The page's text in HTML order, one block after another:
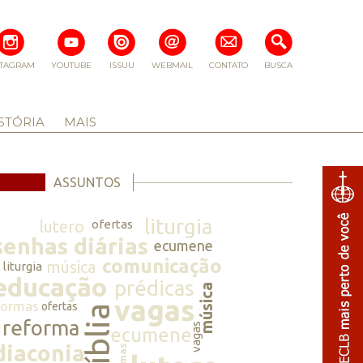
BUSCA
CONTATO
WEBMAIL
ISSUU
YOUTUBE
MAIS
ASSUNTOS
lutero ofertas liturgia
diárias ecumene
liturgia música comunicação
prédicasmúsica
ofertasbíbliavagas
reforma ecumenevagas